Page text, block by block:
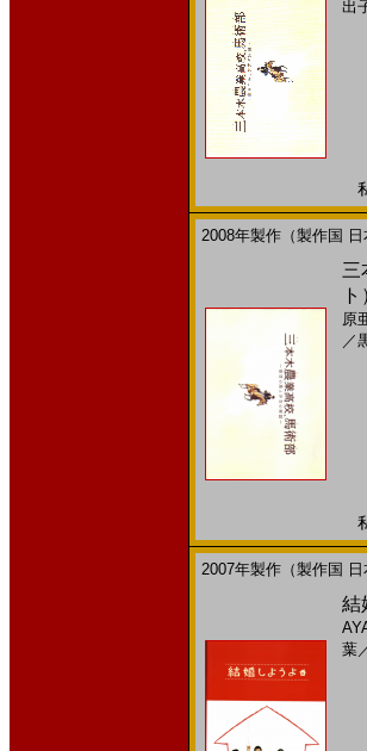
出
2008年製作（製作国 日
三
原
／
2007年製作（製作国 日
結
葉